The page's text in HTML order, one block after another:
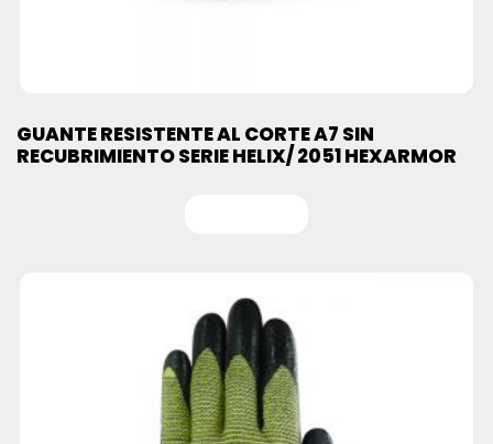
GUANTE RESISTENTE AL CORTE A7 SIN
RECUBRIMIENTO SERIE HELIX/ 2051 HEXARMOR